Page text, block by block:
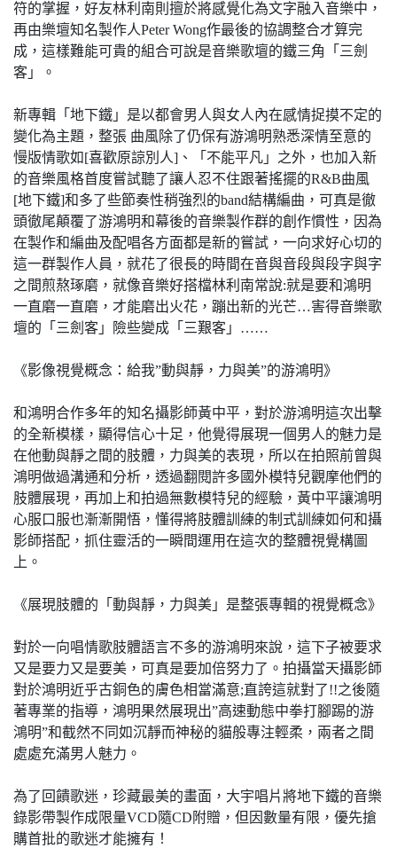
符的掌握，好友林利南則擅於將感覺化為文字融入音樂中，
再由樂壇知名製作人Peter Wong作最後的協調整合才算完
成，這樣難能可貴的組合可說是音樂歌壇的鐵三角「三劍
客」。
新專輯「地下鐵」是以都會男人與女人內在感情捉摸不定的
變化為主題，整張 曲風除了仍保有游鴻明熟悉深情至意的
慢版情歌如[喜歡原諒別人]、「不能平凡」之外，也加入新
的音樂風格首度嘗試聽了讓人忍不住跟著搖擺的R&B曲風
[地下鐵]和多了些節奏性稍強烈的band結構編曲，可真是徹
頭徹尾顛覆了游鴻明和幕後的音樂製作群的創作慣性，因為
在製作和編曲及配唱各方面都是新的嘗試，一向求好心切的
這一群製作人員，就花了很長的時間在音與音段與段字與字
之間煎熬琢磨，就像音樂好搭檔林利南常說:就是要和鴻明
一直磨一直磨，才能磨出火花，蹦出新的光芒…害得音樂歌
壇的「三劍客」險些變成「三艱客」……
《影像視覺概念：給我”動與靜，力與美”的游鴻明》
和鴻明合作多年的知名攝影師黃中平，對於游鴻明這次出擊
的全新模樣，顯得信心十足，他覺得展現一個男人的魅力是
在他動與靜之間的肢體，力與美的表現，所以在拍照前曾與
鴻明做過溝通和分析，透過翻閱許多國外模特兒觀摩他們的
肢體展現，再加上和拍過無數模特兒的經驗，黃中平讓鴻明
心服口服也漸漸開悟，懂得將肢體訓練的制式訓練如何和攝
影師搭配，抓住靈活的一瞬間運用在這次的整體視覺構圖
上。
《展現肢體的「動與靜，力與美」是整張專輯的視覺概念》
對於一向唱情歌肢體語言不多的游鴻明來說，這下子被要求
又是要力又是要美，可真是要加倍努力了。拍攝當天攝影師
對於鴻明近乎古銅色的膚色相當滿意;直誇這就對了!!之後隨
著專業的指導，鴻明果然展現出”高速動態中拳打腳踢的游
鴻明”和截然不同如沉靜而神秘的貓般專注輕柔，兩者之間
處處充滿男人魅力。
為了回饋歌迷，珍藏最美的畫面，大宇唱片將地下鐵的音樂
錄影帶製作成限量VCD隨CD附贈，但因數量有限，優先搶
購首批的歌迷才能擁有！